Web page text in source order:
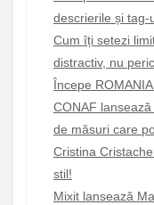
descrierile și tag-
Cum îți setezi
distractiv, nu
Începe
CONAF lansează
de măsuri care
Cristina
stil!
Mixit lansează